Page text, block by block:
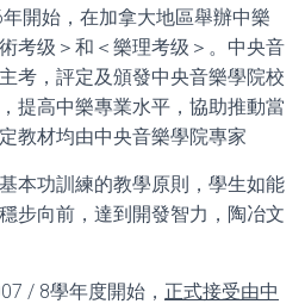
開始，在加拿大地區舉辦中樂
考级＞和＜樂理考级＞。中央音
考，評定及頒發中央音樂學院校
提高中樂專業水平，協助推動當
教材均由中央音樂學院專家
本功訓練的教學原則，學生如能
步向前，達到開發智力，陶冶文
/ 8學年度開始， 正式接受由中